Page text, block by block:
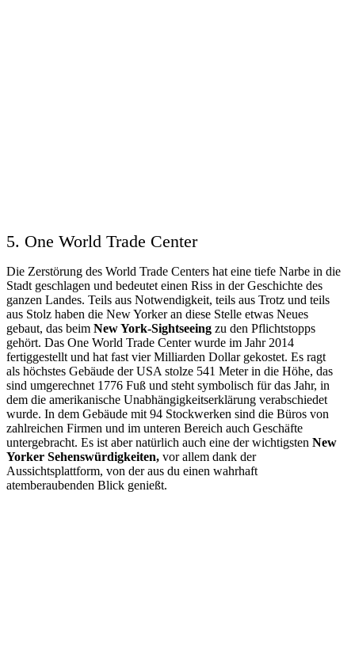
5. One World Trade Center
Die Zerstörung des World Trade Centers hat eine tiefe Narbe in die
Stadt geschlagen und bedeutet einen Riss in der Geschichte des
ganzen Landes. Teils aus Notwendigkeit, teils aus Trotz und teils
aus Stolz haben die New Yorker an diese Stelle etwas Neues
gebaut, das beim New York-Sightseeing zu den Pflichtstopps
gehört. Das One World Trade Center wurde im Jahr 2014
fertiggestellt und hat fast vier Milliarden Dollar gekostet. Es ragt
als höchstes Gebäude der USA stolze 541 Meter in die Höhe, das
sind umgerechnet 1776 Fuß und steht symbolisch für das Jahr, in
dem die amerikanische Unabhängigkeitserklärung verabschiedet
wurde. In dem Gebäude mit 94 Stockwerken sind die Büros von
zahlreichen Firmen und im unteren Bereich auch Geschäfte
untergebracht. Es ist aber natürlich auch eine der wichtigsten New
Yorker Sehenswürdigkeiten, vor allem dank der
Aussichtsplattform, von der aus du einen wahrhaft
atemberaubenden Blick genießt.